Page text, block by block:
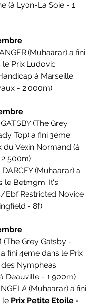
(à Lyon-La Soie - 1
(Muhaarar) a fini
le Prix Ludovic
à Marseille
- 2 000m)
(The Grey
Top) a fini 3ème
du Vexin Normand (à
500m)
DARCEY (Muhaarar) a
le Betmgm: It's
Ebf Restricted Novice
- 8f)
(The Grey Gatsby -
fini 4ème dans le Prix
des Nympheas
Deauville - 1 900m)
(Muhaarar) a fini
le Prix Petite Etoile -